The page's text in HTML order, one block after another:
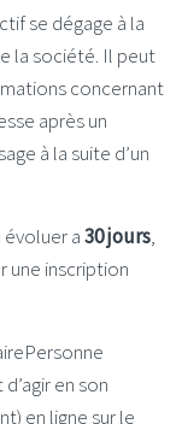
se dégage à la
la société. Il peut
concernant
après un
à la suite d’un
a30 jours,
une inscription
Personne
en son
en ligne sur le